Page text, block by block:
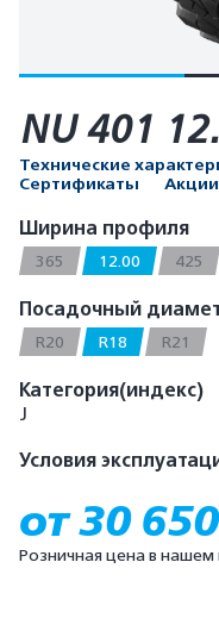
NU 401
Технические
Сертификаты
Акции
Ширина профиля
365 12.00 425
Посадочный
R20 R18 R21
Категория(индекс)
J
Условия
от 30
Розничная цена в